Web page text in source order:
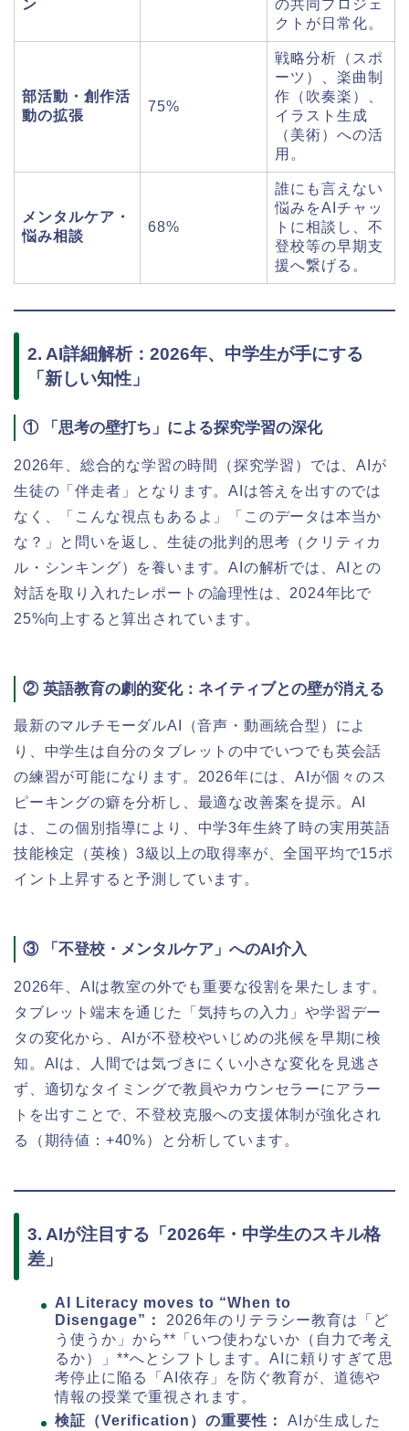
ン
の共同プロジェ
クトが日常化。
部活動・創作活
動の拡張
75%
戦略分析（スポ
ーツ）、楽曲制
作（吹奏楽）、
イラスト生成
（美術）への活
用。
メンタルケア・
悩み相談
68%
誰にも言えない
悩みをAIチャッ
トに相談し、不
登校等の早期支
援へ繋げる。
2. AI詳細解析：2026年、中学生が手にする
「新しい知性」
① 「思考の壁打ち」による探究学習の深化
2026年、総合的な学習の時間（探究学習）では、AIが
生徒の「伴走者」となります。AIは答えを出すのでは
なく、「こんな視点もあるよ」「このデータは本当か
な？」と問いを返し、生徒の批判的思考（クリティカ
ル・シンキング）を養います。AIの解析では、AIとの
対話を取り入れたレポートの論理性は、2024年比で
25%向上すると算出されています。
② 英語教育の劇的変化：ネイティブとの壁が消える
最新のマルチモーダルAI（音声・動画統合型）によ
り、中学生は自分のタブレットの中でいつでも英会話
の練習が可能になります。2026年には、AIが個々のス
ピーキングの癖を分析し、最適な改善案を提示。AI
は、この個別指導により、中学3年生終了時の実用英語
技能検定（英検）3級以上の取得率が、全国平均で15ポ
イント上昇すると予測しています。
③ 「不登校・メンタルケア」へのAI介入
2026年、AIは教室の外でも重要な役割を果たします。
タブレット端末を通じた「気持ちの入力」や学習デー
タの変化から、AIが不登校やいじめの兆候を早期に検
知。AIは、人間では気づきにくい小さな変化を見逃さ
ず、適切なタイミングで教員やカウンセラーにアラー
トを出すことで、不登校克服への支援体制が強化され
る（期待値：+40%）と分析しています。
3. AIが注目する「2026年・中学生のスキル格
差」
AI Literacy moves to “When to
Disengage”：
2026年のリテラシー教育は「ど
う使うか」から**「いつ使わないか（自力で考え
るか）」**へとシフトします。AIに頼りすぎて思
考停止に陥る「AI依存」を防ぐ教育が、道徳や
情報の授業で重視されます。
検証（Verification）の重要性：
AIが生成した